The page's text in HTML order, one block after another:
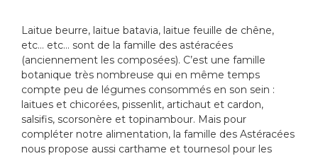
Laitue beurre, laitue batavia, laitue feuille de chêne,
etc… etc… sont de la famille des astéracées
(anciennement les composées). C’est une famille
botanique très nombreuse qui en même temps
compte peu de légumes consommés en son sein :
laitues et chicorées, pissenlit, artichaut et cardon,
salsifis, scorsonère et topinambour. Mais pour
compléter notre alimentation, la famille des Astéracées
nous propose aussi carthame et tournesol pour les